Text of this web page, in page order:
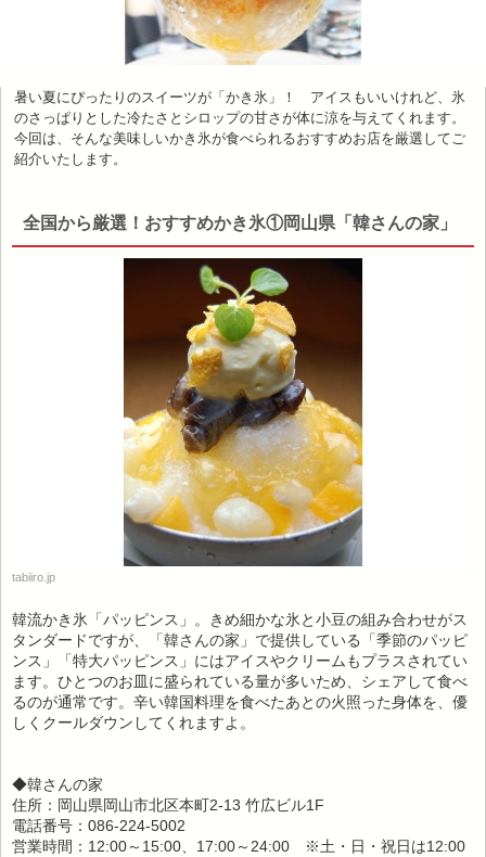
暑い夏にぴったりのスイーツが「かき氷」！ アイスもいいけれど、氷
のさっぱりとした冷たさとシロップの甘さが体に涼を与えてくれます。
今回は、そんな美味しいかき氷が食べられるおすすめお店を厳選してご
紹介いたします。
全国から厳選！おすすめかき氷①岡山県「韓さんの家」
tabiiro.jp
韓流かき氷「パッピンス」。きめ細かな氷と小豆の組み合わせがス
タンダードですが、「韓さんの家」で提供している「季節のパッピ
ンス」「特大パッピンス」にはアイスやクリームもプラスされてい
ます。ひとつのお皿に盛られている量が多いため、シェアして食べ
るのが通常です。辛い韓国料理を食べたあとの火照った身体を、優
しくクールダウンしてくれますよ。
◆韓さんの家
住所：岡山県岡山市北区本町2-13 竹広ビル1F
電話番号：086-224-5002
営業時間：12:00～15:00、17:00～24:00 ※土・日・祝日は12:00